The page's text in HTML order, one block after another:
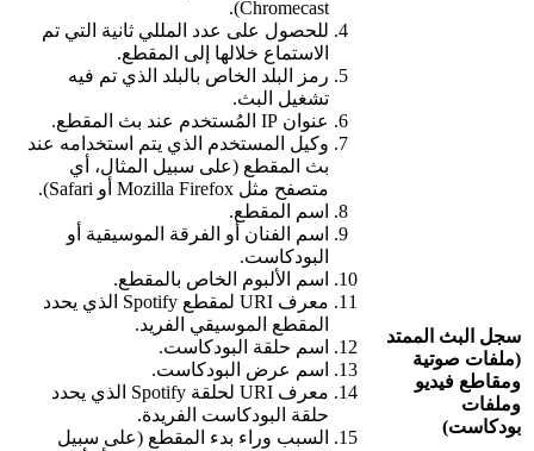
سجل البث الممتد
(ملفات صوتية
ومقاطع فيديو
وملفات
بودكاست)
Chromecast).
للحصول على عدد المللي ثانية التي تم
الاستماع خلالها إلى المقطع.
رمز البلد الخاص بالبلد الذي تم فيه
تشغيل البث.
عنوان IP المُستخدم عند بث المقطع.
وكيل المستخدم الذي يتم استخدامه عند
بث المقطع (على سبيل المثال، أي
متصفح مثل Mozilla Firefox أو Safari).
اسم المقطع.
اسم الفنان أو الفرقة الموسيقية أو
البودكاست.
اسم الألبوم الخاص بالمقطع.
معرف URI لمقطع Spotify الذي يحدد
المقطع الموسيقي الفريد.
اسم حلقة البودكاست.
اسم عرض البودكاست.
معرف URI لحلقة Spotify الذي يحدد
حلقة البودكاست الفريدة.
السبب وراء بدء المقطع (على سبيل